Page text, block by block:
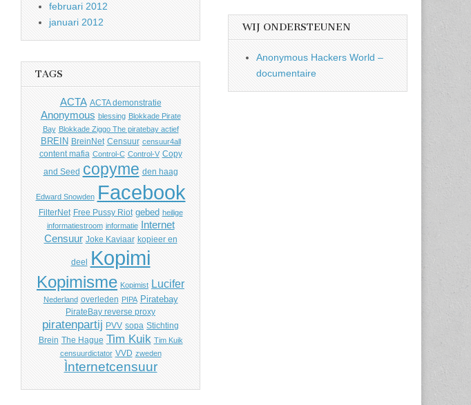
februari 2012
januari 2012
TAGS
ACTA ACTA demonstratie
Anonymous blessing Blokkade Pirate
Bay Blokkade Ziggo The piratebay actief
BREIN BreinNet Censuur censuur4all
content mafia Control-C Control-V Copy
and Seed copyme den haag
Edward Snowden Facebook
FilterNet Free Pussy Riot gebed heilige
informatiestroom informatie Internet
Censuur Joke Kaviaar kopieer en
deel Kopimi
Kopimisme Kopimist Lucifer
Nederland overleden PIPA Piratebay
PirateBay reverse proxy
piratenpartij PVV sopa Stichting
Brein The Hague Tim Kuik Tim Kuik
censuurdictator VVD zweden
Ìnternetcensuur
WIJ ONDERSTEUNEN
Anonymous Hackers World –
documentaire